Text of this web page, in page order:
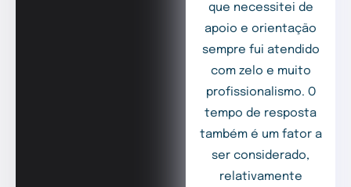
que necessitei de
apoio e orientação
sempre fui atendido
com zelo e muito
profissionalismo. O
tempo de resposta
também é um fator a
ser considerado,
relativamente